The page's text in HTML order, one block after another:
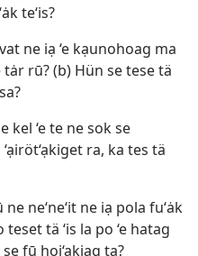
te‘is?
ne iạ ‘e kạunohoag ma
tȧr rū? (b) Hün se tese tä
kel ‘e te ne sok se
ra, ka tes tä
ne‘ne‘it ne iạ pola fu‘ȧk
teset tä ‘is la po ‘e hatag
se fū hoi‘ạkiag ta?